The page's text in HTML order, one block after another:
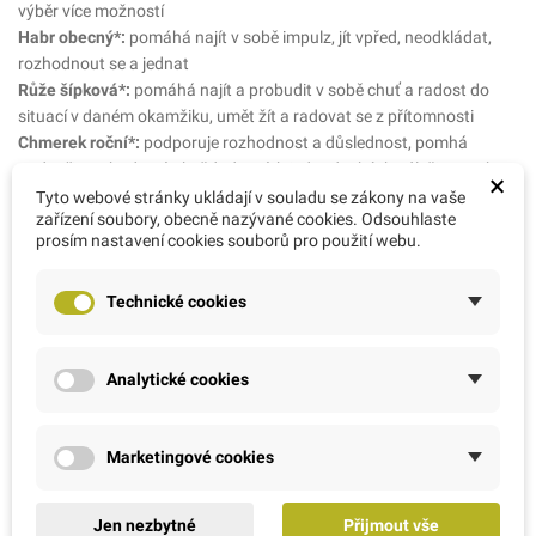
výběr více možností
Habr obecný*: pomáhá najít v sobě impulz, jít vpřed, neodkládat,
rozhodnout se a jednat
Růže šípková*: pomáhá najít a probudit v sobě chuť a radost do
situací v daném okamžiku, umět žít a radovat se z přítomnosti
Chmerek roční*: podporuje rozhodnost a důslednost, pomhá
podpořit rozhodnutí v každodenních jednoduchých záležitostech
Kejklířka skvrnitá*:pomáhá překonat strach z běžných
každodenních situací a podporuje důvěru sama v sebe
Ořešák královský*:pomáhá posílit mentální odolnost a pomáhá
Olověnec willmottův*:pomáhá posílit sebedůvěru tím, že zvyšuje
20 ml esence v lékovce s kapátkem
4 kapky dle potřeby (4 kapky 4x denně minimální doporučené
dávkování).
×
Tyto webové stránky ukládají v souladu se zákony na vaše
zařízení soubory, obecně nazývané cookies. Odsouhlaste
prosím nastavení cookies souborů pro použití webu.
Technické cookies
Analytické cookies
Marketingové cookies
Jen nezbytné Přijmout vše